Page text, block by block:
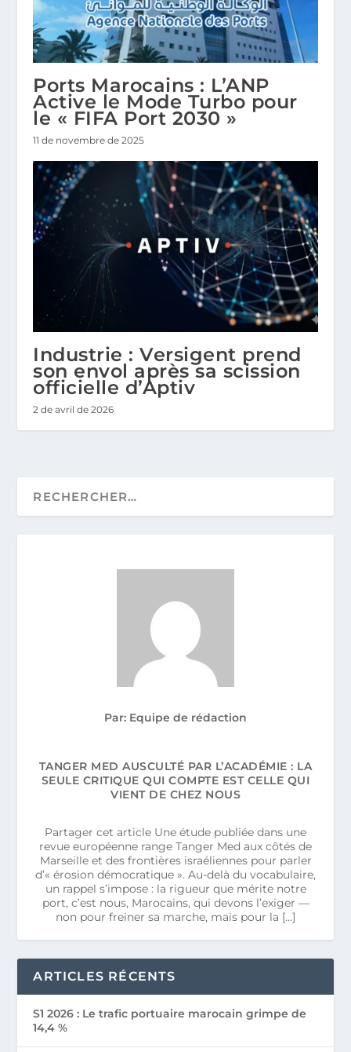
Ports Marocains : L’ANP
Active le Mode Turbo pour
le « FIFA Port 2030 »
11 de novembre de 2025
Industrie : Versigent prend
son envol après sa scission
officielle d’Aptiv
2 de avril de 2026
Par: Equipe de rédaction
TANGER MED AUSCULTÉ PAR L’ACADÉMIE : LA
SEULE CRITIQUE QUI COMPTE EST CELLE QUI
VIENT DE CHEZ NOUS
Partager cet article Une étude publiée dans une
revue européenne range Tanger Med aux côtés de
Marseille et des frontières israéliennes pour parler
d’« érosion démocratique ». Au-delà du vocabulaire,
un rappel s’impose : la rigueur que mérite notre
port, c’est nous, Marocains, qui devons l’exiger —
non pour freiner sa marche, mais pour la […]
ARTICLES RÉCENTS
S1 2026 : Le trafic portuaire marocain grimpe de
14,4 %